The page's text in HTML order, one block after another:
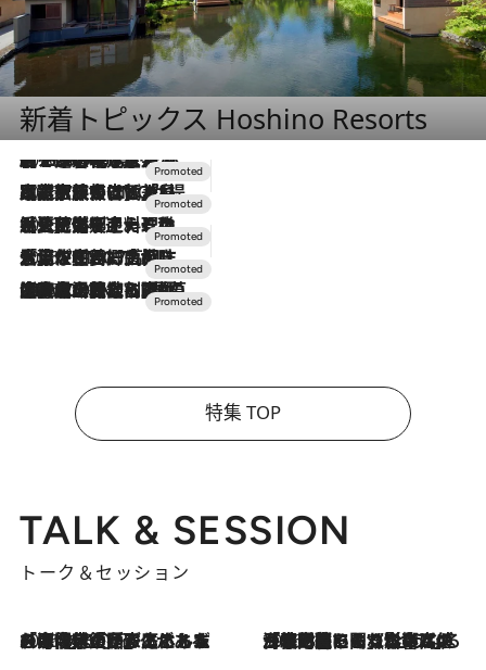
新着トピックス Hoshino Resorts
2026.8.7
【トンボの足水浴】ヒノキの香りに包まれて涼感マックス！約13℃の湧水かけ流しを避暑地「星野温泉 トンボの湯」で体験
2026.7.31
【ホテル帰省】という選択肢をOMOが提案。家族とほどよい距離を保つには「昼は実家、夜は気兼ねなくホテルで！」
2026.7.24
【夏限定ディナーコース】旬を迎える稚鮎や花ズッキーニなどをイタリア・トスカーナの郷土料理の手法で満喫！
2026.7.17
「土佐和ハーブかき氷」がOMO7高知に登場！生姜、山椒、大葉など目にも舌にも涼を呼ぶ郷土の味
2026.7.10
NEW OPEN！【界 草津】名湯の地に誕生。趣の異なる2種の温泉と上州ならではの会席・蕎麦割烹など美食を味わう究極の癒やし旅
特集 TOP
TALK & SESSION
トーク＆セッション
2026.8.3
「今後値上げがあるとすれば…」「リスクがあるのは今年の冬」エネルギー専門家が語る、ホルムズ海峡封鎖が家庭にもたらす“ある心配” 2026.8.3
「住宅建てられない…」「サーチャージ料の高値が続いている」ホルムズ海峡封鎖による影響はいつまで続く？《エネルギー専門家に聞く“どうなる日本の暮らし”》